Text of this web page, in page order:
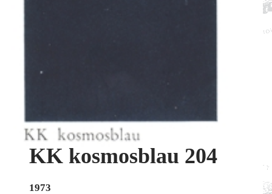
KK kosmosblau 204
1973